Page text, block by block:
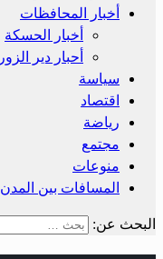
أخبار المحافظات
أخبار الحسكة
أحبار دير الزور
سياسة
اقتصاد
رياضة
مجتمع
منوعات
المسافات بين المدن
البحث عن: